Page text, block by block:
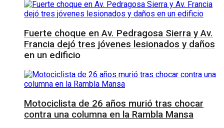
Fuerte choque en Av. Pedragosa Sierra y Av.
Francia dejó tres jóvenes lesionados y daños
en un edificio
Motociclista de 26 años murió tras chocar
contra una columna en la Rambla Mansa